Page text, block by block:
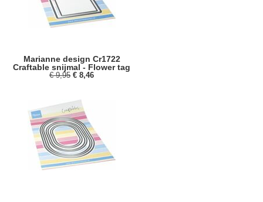
Marianne design Cr1722
Craftable snijmal - Flower tag
€ 9,95 € 8,46